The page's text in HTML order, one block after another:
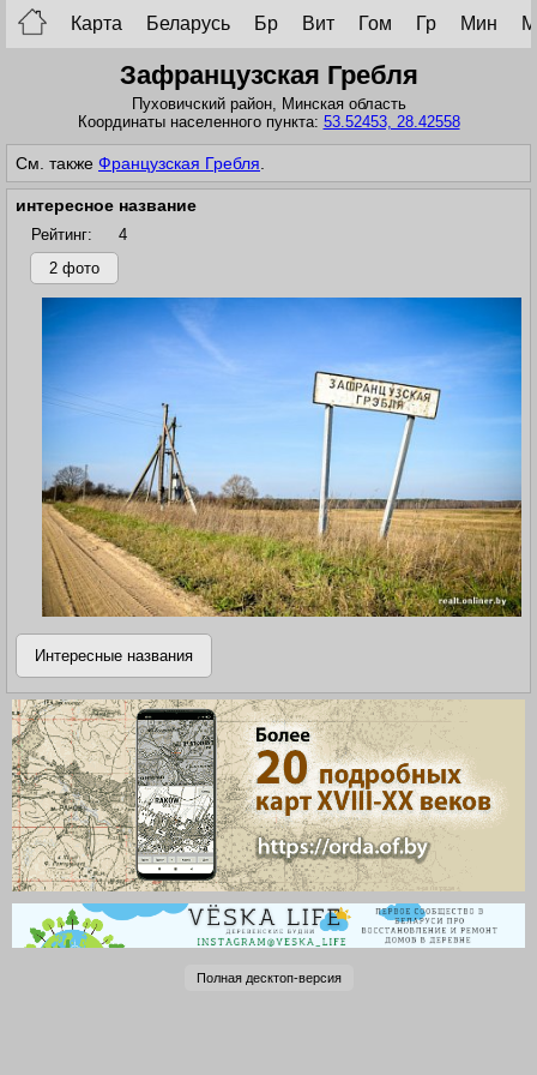
Карта Беларусь Бр Вит Гом Гр Мин
Зафранцузская Гребля
Пуховичский район, Минская область
Координаты населенного пункта: 53.52453, 28.42558
См. также Французская Гребля
интересное название
Рейтинг:
4
2 фото
Интересные названия
Полная десктоп-версия